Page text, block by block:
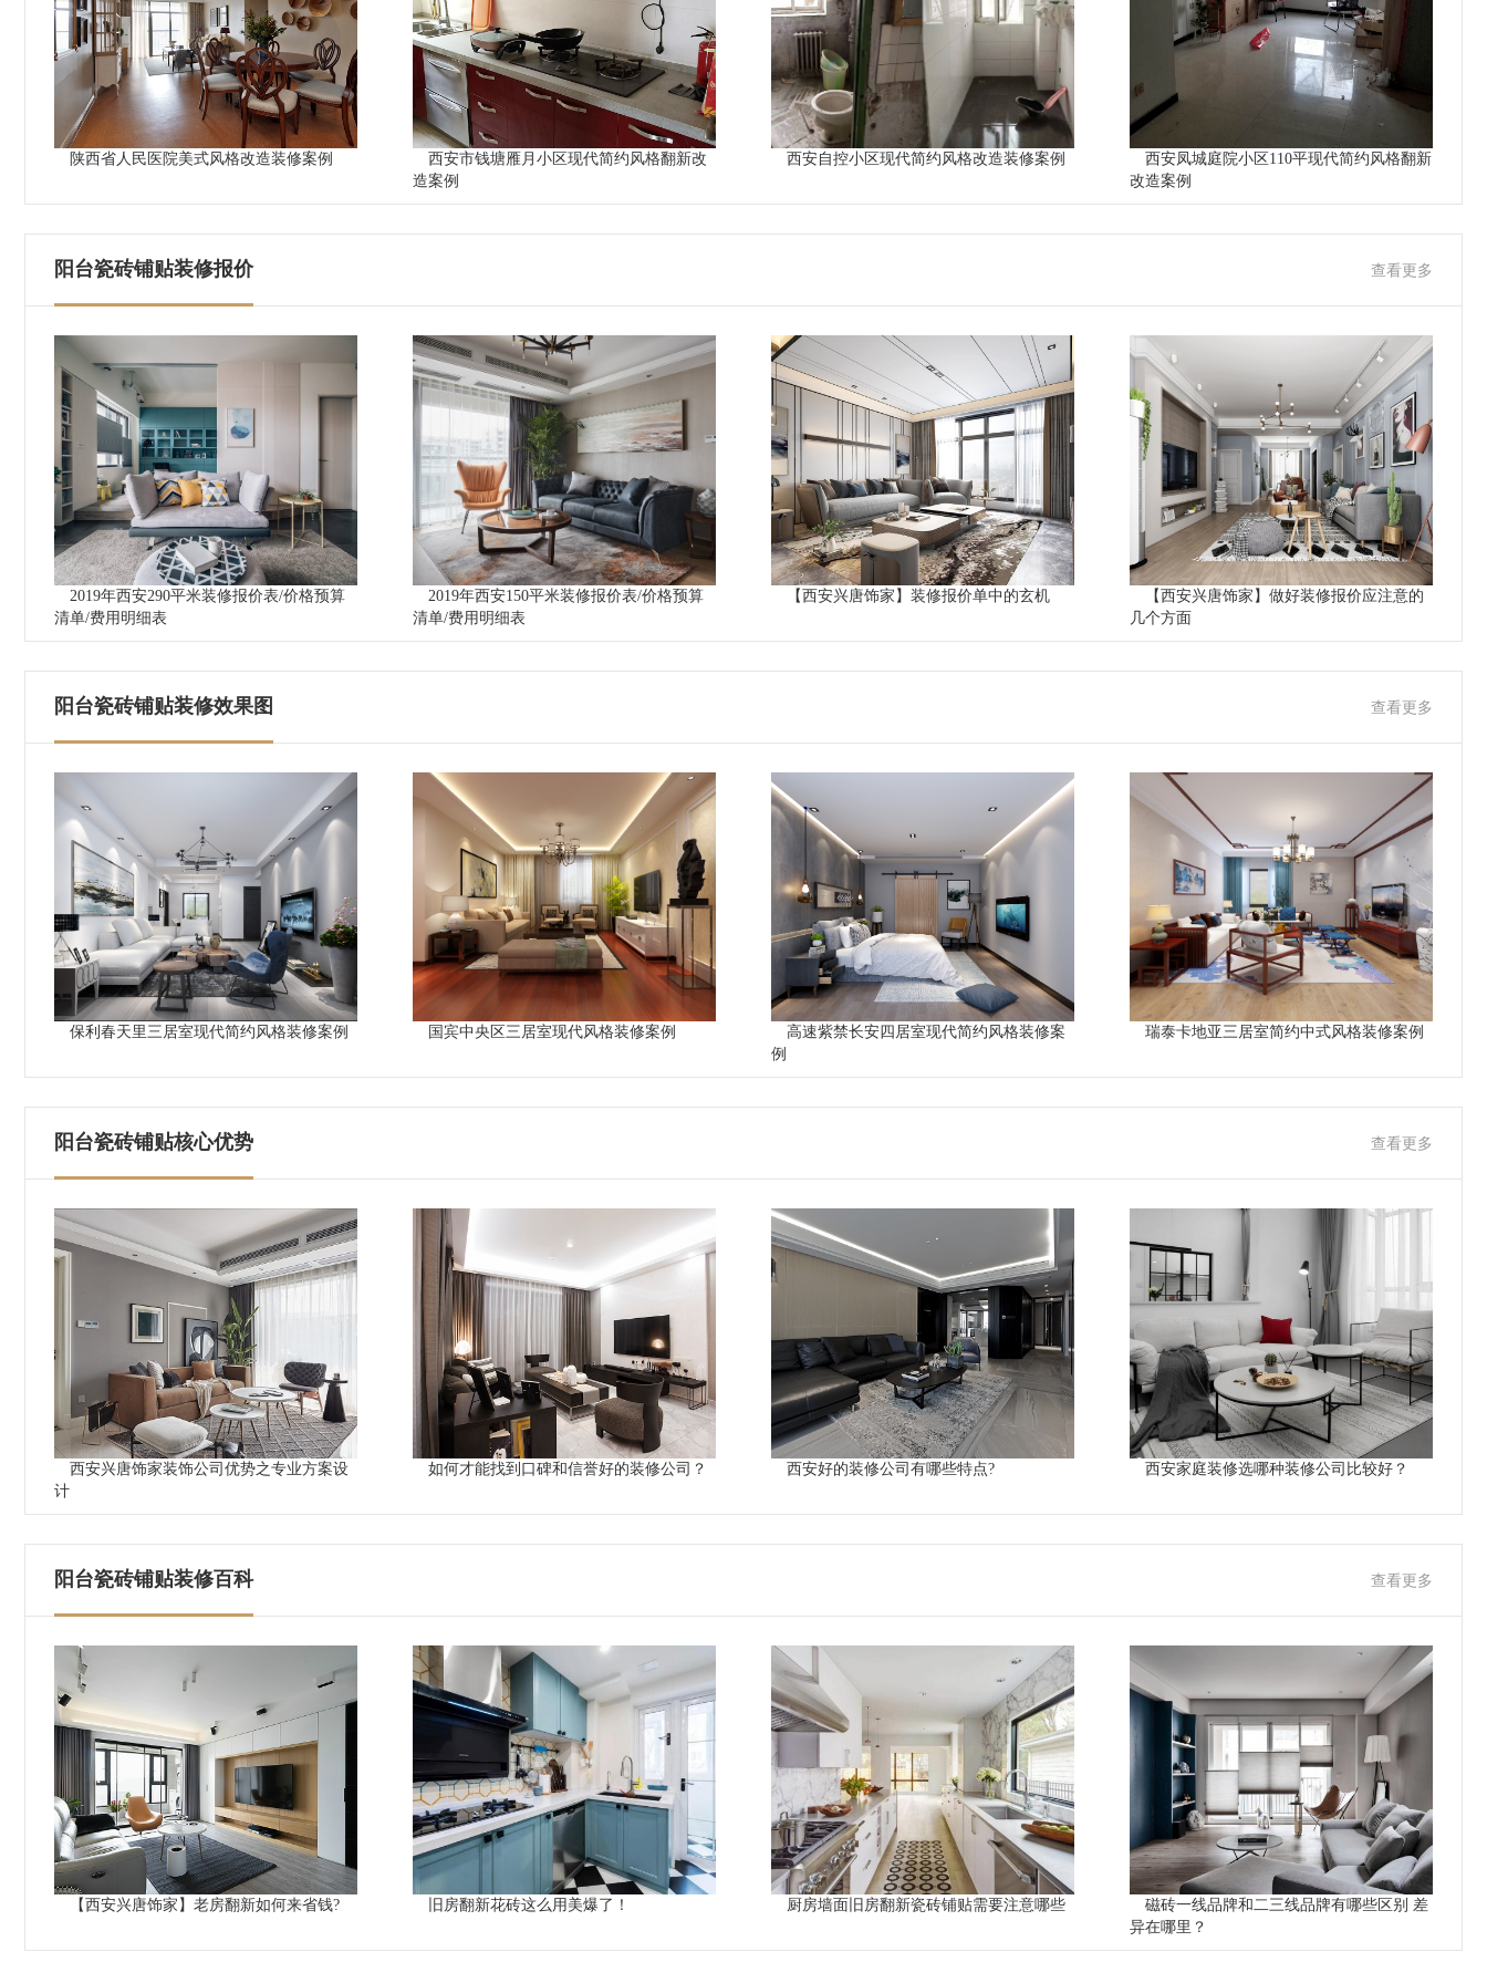
陕西省人民医院美式风格改造装修案例
西安市钱塘雁月小区现代简约风格翻新改
造案例
西安自控小区现代简约风格改造装修案例
西安凤城庭院小区110平现代简约风格翻新
改造案例
阳台瓷砖铺贴装修报价 查看更多
2019年西安290平米装修报价表/价格预算
清单/费用明细表
2019年西安150平米装修报价表/价格预算
清单/费用明细表
【西安兴唐饰家】装修报价单中的玄机
【西安兴唐饰家】做好装修报价应注意的
几个方面
阳台瓷砖铺贴装修效果图 查看更多
保利春天里三居室现代简约风格装修案例 国宾中央区三居室现代风格装修案例
高速紫禁长安四居室现代简约风格装修案
例
瑞泰卡地亚三居室简约中式风格装修案例
阳台瓷砖铺贴核心优势 查看更多
西安兴唐饰家装饰公司优势之专业方案设
计
如何才能找到口碑和信誉好的装修公司？ 西安好的装修公司有哪些特点? 西安家庭装修选哪种装修公司比较好？
阳台瓷砖铺贴装修百科 查看更多
【西安兴唐饰家】老房翻新如何来省钱? 旧房翻新花砖这么用美爆了！ 厨房墙面旧房翻新瓷砖铺贴需要注意哪些
磁砖一线品牌和二三线品牌有哪些区别 差
异在哪里？